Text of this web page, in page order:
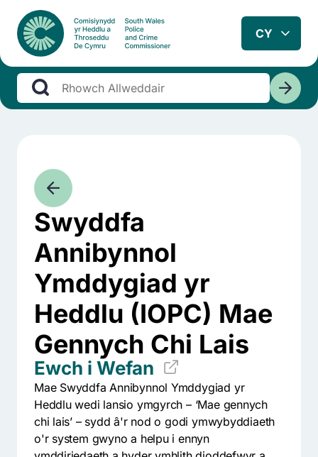
Swyddfa
Annibynnol
Ymddygiad yr
Heddlu (IOPC) Mae
Gennych Chi Lais
Ewch i Wefan
Mae Swyddfa Annibynnol Ymddygiad yr
Heddlu wedi lansio ymgyrch – ‘Mae gennych
chi lais’ – sydd â'r nod o godi ymwybyddiaeth
o'r system gwyno a helpu i ennyn